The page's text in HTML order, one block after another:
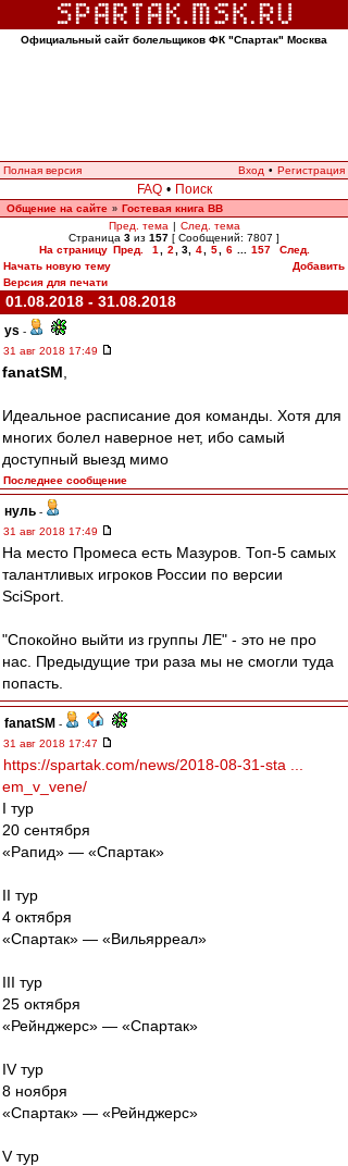
Официальный сайт болельщиков ФК "Спартак" Москва
Полная версия Вход • Регистрация
FAQ • Поиск
Общение на сайте » Гостевая книга ВВ
Пред. тема | След. тема
Страница 3 из 157 [ Сообщений: 7807 ]
На страницу Пред. 1 2 3, 4 5 6 157
След.
Начать новую тему
Добавить
Версия для печати
01.08.2018 - 31.08.2018
ys -
31 авг 2018 17:49
fanatSM
Идеальное расписание доя команды. Хотя для
многих болел наверное нет, ибо самый
доступный выезд мимо
Последнее сообщение
нуль -
31 авг 2018 17:49
На место Промеса есть Мазуров. Топ-5 самых
талантливых игроков России по версии
SciSport.
"Спокойно выйти из группы ЛЕ" - это не про
нас. Предыдущие три раза мы не смогли туда
попасть.
fanatSM -
31 авг 2018 17:47
https://spartak.com/news/2018-08-31-sta ...
em_v_vene/
I тур
20 сентября
«Рапид» — «Спартак»
II тур
4 октября
«Спартак» — «Вильярреал»
III тур
25 октября
«Рейнджерс» — «Спартак»
IV тур
8 ноября
«Спартак» — «Рейнджерс»
V тур